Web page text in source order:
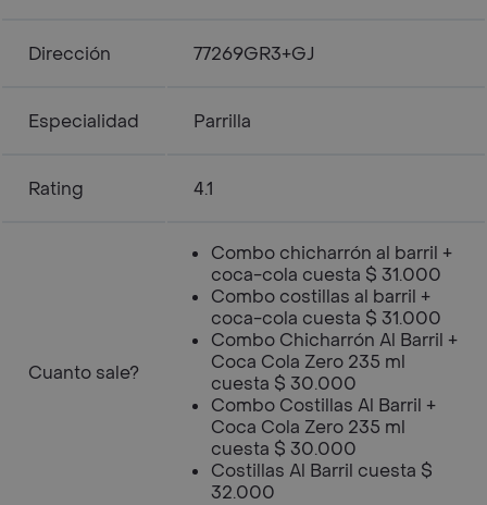
Dirección 77269GR3+GJ
Especialidad Parrilla
Rating 4.1
Cuanto sale?
Combo chicharrón al barril +
coca-cola cuesta $ 31.000
Combo costillas al barril +
coca-cola cuesta $ 31.000
Combo Chicharrón Al Barril +
Coca Cola Zero 235 ml
cuesta $ 30.000
Combo Costillas Al Barril +
Coca Cola Zero 235 ml
cuesta $ 30.000
Costillas Al Barril cuesta $
32.000